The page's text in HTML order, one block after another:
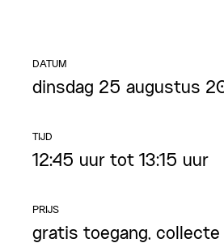
DATUM
dinsdag 25 augustus
TIJD
12:45 uur tot 13:15 uur
PRIJS
gratis toegang,